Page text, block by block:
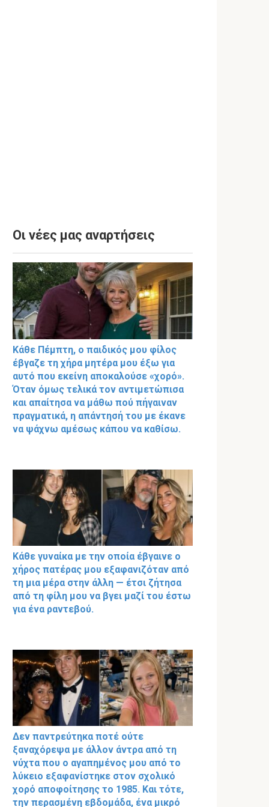
Οι νέες μας αναρτήσεις
Κάθε Πέμπτη, ο παιδικός μου φίλος
έβγαζε τη χήρα μητέρα μου έξω για
αυτό που εκείνη αποκαλούσε «χορό».
Όταν όμως τελικά τον αντιμετώπισα
και απαίτησα να μάθω πού πήγαιναν
πραγματικά, η απάντησή του με έκανε
να ψάχνω αμέσως κάπου να καθίσω.
Κάθε γυναίκα με την οποία έβγαινε ο
χήρος πατέρας μου εξαφανιζόταν από
τη μια μέρα στην άλλη — έτσι ζήτησα
από τη φίλη μου να βγει μαζί του έστω
για ένα ραντεβού.
Δεν παντρεύτηκα ποτέ ούτε
ξαναχόρεψα με άλλον άντρα από τη
νύχτα που ο αγαπημένος μου από το
λύκειο εξαφανίστηκε στον σχολικό
χορό αποφοίτησης το 1985. Και τότε,
την περασμένη εβδομάδα, ένα μικρό